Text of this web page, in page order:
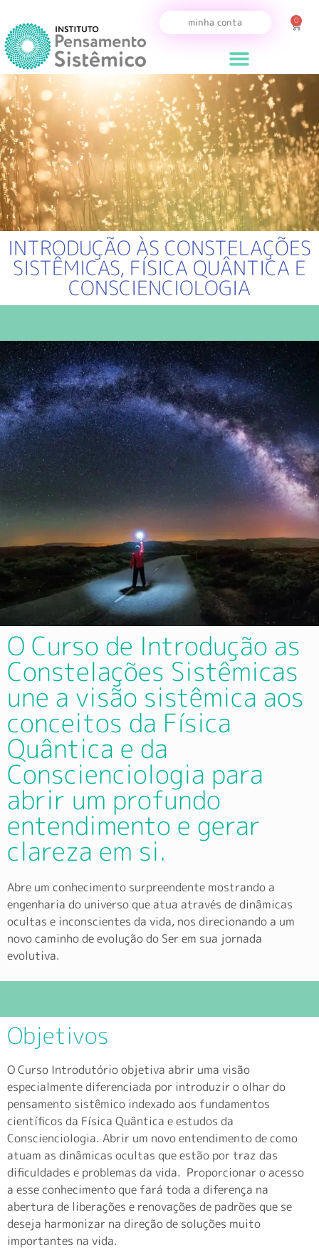
minha conta 0
INTRODUÇÃO ÀS CONSTELAÇÕES
SISTÊMICAS, FÍSICA QUÂNTICA E
CONSCIENCIOLOGIA
O Curso de Introdução as
Constelações Sistêmicas
une a visão sistêmica aos
conceitos da Física
Quântica e da
Conscienciologia para
abrir um profundo
entendimento e gerar
clareza em si.
Abre um conhecimento surpreendente mostrando a
engenharia do universo que atua através de dinâmicas
ocultas e inconscientes da vida, nos direcionando a um
novo caminho de evolução do Ser em sua jornada
evolutiva.
Objetivos
O Curso Introdutório objetiva abrir uma visão
especialmente diferenciada por introduzir o olhar do
pensamento sistêmico indexado aos fundamentos
científicos da Física Quântica e estudos da
Conscienciologia. Abrir um novo entendimento de como
atuam as dinâmicas ocultas que estão por traz das
dificuldades e problemas da vida. Proporcionar o acesso
a esse conhecimento que fará toda a diferença na
abertura de liberações e renovações de padrões que se
deseja harmonizar na direção de soluções muito
importantes na vida.